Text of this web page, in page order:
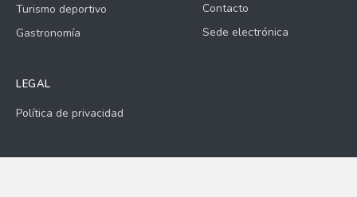
Turismo deportivo
Gastronomía
Contacto
Sede electrónica
LEGAL
Política de privacidad